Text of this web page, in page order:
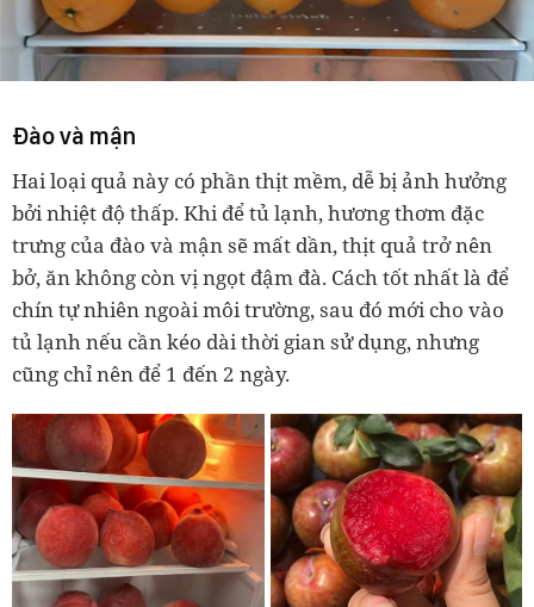
Đào và mận
Hai loại quả này có phần thịt mềm, dễ bị ảnh hưởng
bởi nhiệt độ thấp. Khi để tủ lạnh, hương thơm đặc
trưng của đào và mận sẽ mất dần, thịt quả trở nên
bở, ăn không còn vị ngọt đậm đà. Cách tốt nhất là để
chín tự nhiên ngoài môi trường, sau đó mới cho vào
tủ lạnh nếu cần kéo dài thời gian sử dụng, nhưng
cũng chỉ nên để 1 đến 2 ngày.